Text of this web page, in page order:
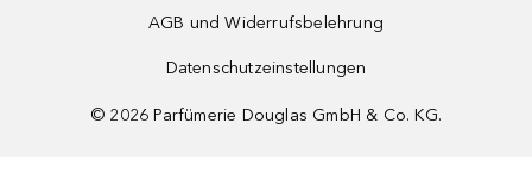
AGB und Widerrufsbelehrung
Datenschutzeinstellungen
© 2026 Parfümerie Douglas GmbH & Co. KG.